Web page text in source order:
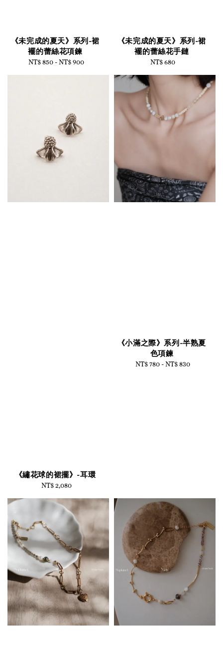
《未完成的夏天》系列-裙
襬的蕾絲花項鍊
Regular
NT$ 850 -NT$ 900
《未完成的夏天》系列-裙
襬的蕾絲花手鏈
Regular
NT$ 680
《繡花球的裙擺》-耳環
Regular
NT$ 2,080
《小滿之際》系列-半熟夏
色項鍊
Regular
NT$ 780 -NT$ 830